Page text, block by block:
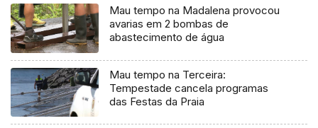
Mau tempo na Madalena provocou
avarias em 2 bombas de
abastecimento de água
Mau tempo na Terceira:
Tempestade cancela programas
das Festas da Praia